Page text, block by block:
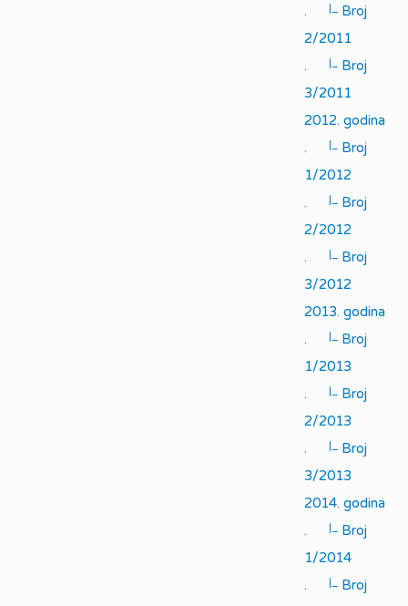
.
|_ Broj
2/2011
.
|_ Broj
3/2011
2012. godina
.
|_ Broj
1/2012
.
|_ Broj
2/2012
.
|_ Broj
3/2012
2013. godina
.
|_ Broj
1/2013
.
|_ Broj
2/2013
.
|_ Broj
3/2013
2014. godina
.
|_ Broj
1/2014
.
|_ Broj